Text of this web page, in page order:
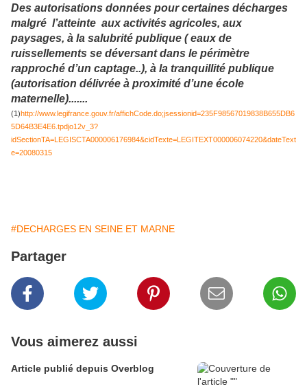
Des autorisations données pour certaines décharges
malgré l’atteinte aux activités agricoles, aux
paysages, à la salubrité publique ( eaux de
ruissellements se déversant dans le périmètre
rapproché d’un captage..), à la tranquillité publique
(autorisation délivrée à proximité d’une école
maternelle).......
(1)http://www.legifrance.gouv.fr/affichCode.do;jsessionid=235F98567019838B655DB6
5D64B3E4E6.tpdjo12v_3?
idSectionTA=LEGISCTA000006176984&cidTexte=LEGITEXT000006074220&dateText
e=20080315
#DECHARGES EN SEINE ET MARNE
Partager
Vous aimerez aussi
Article publié depuis Overblog